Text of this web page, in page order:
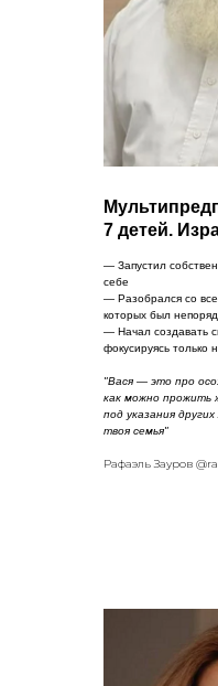
7 детей.
— Запустил
себе
— Разобрался со
которых был
— Начал создавать
фокусируясь только
"Вася — это про
как можно прожить
под указания
твоя семья"
Рафаэль Зауров